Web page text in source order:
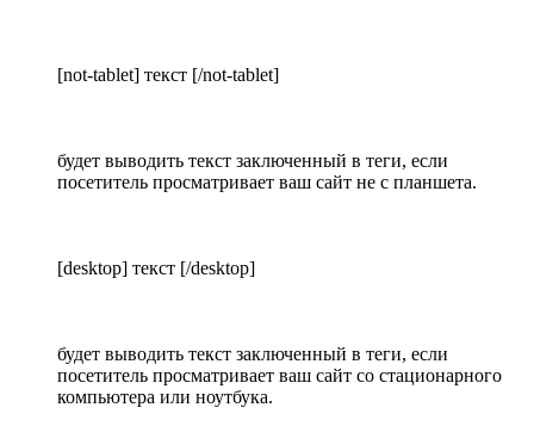
[not-tablet] текст [/not-tablet]
будет выводить текст заключенный в теги, если
посетитель просматривает ваш сайт не с планшета.
[desktop] текст [/desktop]
будет выводить текст заключенный в теги, если
посетитель просматривает ваш сайт со стационарного
компьютера или ноутбука.